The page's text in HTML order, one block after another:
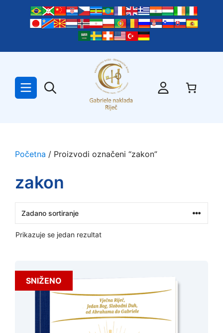
Preskoči
Početna / Proizvodi označeni “zakon”
zakon
Prikazuje se jedan rezultat
SNIŽENO